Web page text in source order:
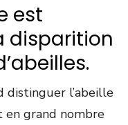
est
disparition
distinguer l’abeille
grand nombre